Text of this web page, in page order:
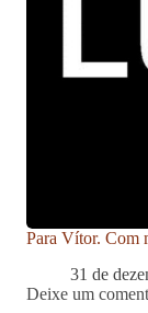
Para Vítor. Com
31 de
Deixe um